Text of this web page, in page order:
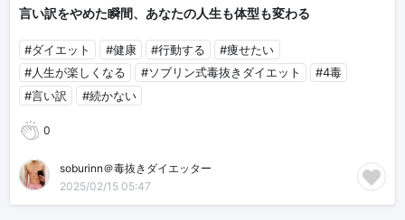
言い訳をやめた瞬間、あなたの人生も体型も変わる
#ダイエット #健康 #行動する
#痩せたい
#人生が楽しくなる
#ソブリン式毒抜きダイエット
#4毒
#言い訳
#続かない
0
soburinn＠毒抜きダイエッター
2025/02/15 05:47